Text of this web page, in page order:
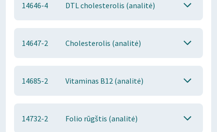
14646-4 DTL cholesterolis (analitė)
14647-2 Cholesterolis (analitė)
14685-2 Vitaminas B12 (analitė)
14732-2 Folio rūgštis (analitė)